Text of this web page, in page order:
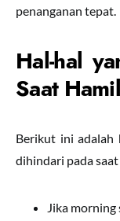
penanganan tepat.
Hal-hal
Saat
Berikut ini adalah
dihindari pada
Jika